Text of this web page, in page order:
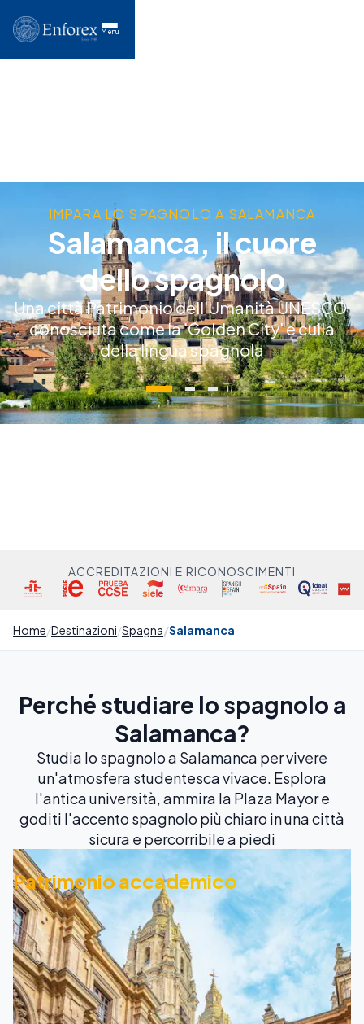
Menu
IMPARA LO SPAGNOLO A SALAMANCA
Salamanca, il cuore
dello spagnolo
Una città Patrimonio dell'Umanità UNESCO,
conosciuta come la 'Golden City' e culla
della lingua spagnola
ACCREDITAZIONI E RICONOSCIMENTI
Home Destinazioni Spagna Salamanca
Perché studiare lo spagnolo a
Salamanca?
Studia lo spagnolo a Salamanca per vivere
un'atmosfera studentesca vivace. Esplora
l'antica università, ammira la Plaza Mayor e
goditi l'accento spagnolo più chiaro in una città
sicura e percorribile a piedi
Patrimonio accademico